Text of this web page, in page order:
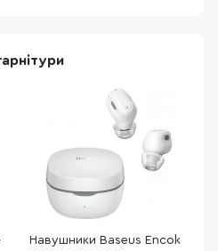
Навушники Baseus Encok